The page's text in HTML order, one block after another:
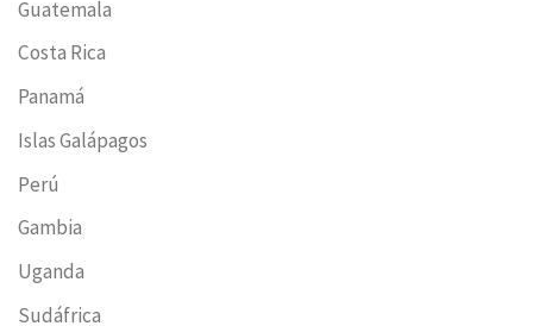
Guatemala
Costa Rica
Panamá
Islas Galápagos
Perú
Gambia
Uganda
Sudáfrica